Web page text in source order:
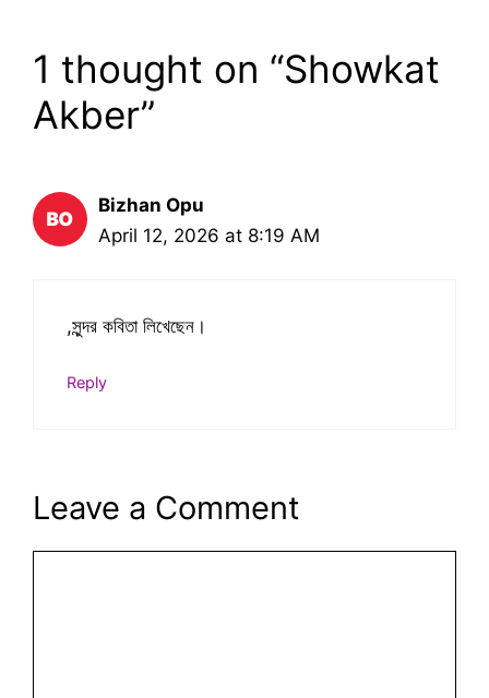
1 thought on “Showkat
Akber”
Bizhan Opu
April 12, 2026 at 8:19 AM
,সুন্দর কবিতা লিখেছেন।
Reply
Leave a Comment